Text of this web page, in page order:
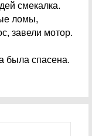
смекалка.
ломы,
завели мотор.
была спасена.